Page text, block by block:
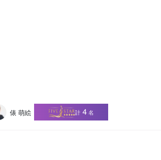
俵 萌絵 計 4 名